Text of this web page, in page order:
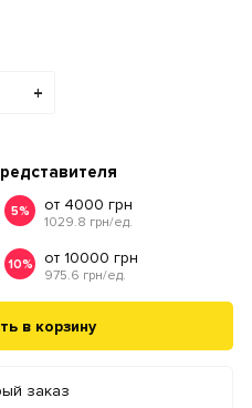
+
5% от 4000 грн
1029.8 грн/ед.
10% от 10000 грн
975.6 грн/ед.
в корзину
заказ